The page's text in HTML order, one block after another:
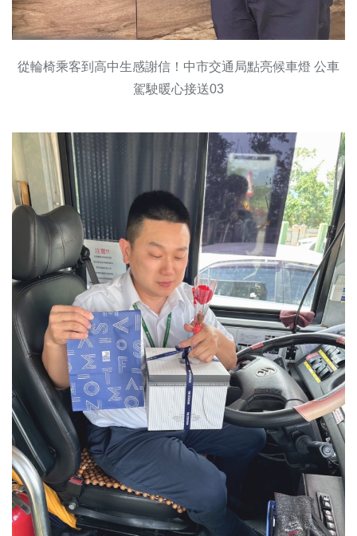
從輪椅乘客到高中生感謝信！中市交通局點亮候車燈 公車
駕駛暖心接送03